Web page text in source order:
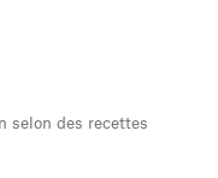
selon des recettes